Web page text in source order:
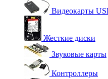
Видеокарты
Жесткие диски
Звуковые карты
Контроллеры